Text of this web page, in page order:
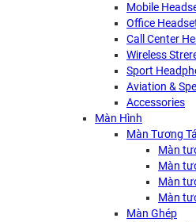
Mobile
Office
Call Center
Wireless
Sport
Aviation &
Accessories
Màn Hình
Màn Tương
Màn
Màn
Màn
Màn
Màn Ghép